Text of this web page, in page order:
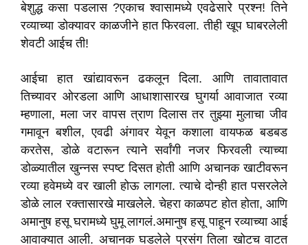
बेशुद्ध कसा पडलास ?एकाच श्वासामध्ये एवढेसारे प्रश्न! तिने
रव्याच्या डोक्यावर काळजीने हात फिरवला. तीही खूप घाबरलेली
शेवटी आईच ती!
आईचा हात खांद्यावरून ढकलून दिला. आणि तावातावात
तिच्यावर ओरडला आणि आधाशासारख घुगर्या आवाजात रव्या
म्हणाला, मला जर वापस त्राण दिलास तर तुझ्या मुलाचा जीव
गमावून बशील, एवढी अंगावर येवून कशाला वायफळ बडबड
करतेस, डोळे वटारून त्याने सर्वांगी नजर फिरवली त्याच्या
डोळ्यातील खुन्नस स्पष्ट दिसत होती आणि अचानक खाटीवरून
रव्या हवेमध्ये वर खाली होऊ लागला. त्याचे दोन्ही हात पसरलेले
डोळे लाल रक्तासारखे माखलेले. चेहरा काळपट होत होता, आणि
अमानुष हसू घरामध्ये घुमू लागलं.अमानुष हसू पाहून रव्याच्या आई
आवाक्यात आली. अचानक घडलेले प्रसंग तिला खोटच वाटत